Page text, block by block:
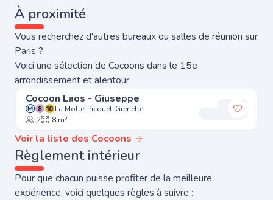
À proximité
Vous recherchez d'autres bureaux ou salles de réunion sur
Paris ?
Voici une sélection de Cocoons dans le 15e
arrondissement et alentour.
Cocoon Laos - Giuseppe
La Motte-Picquet-Grenelle
2
8 m²
Voir la liste des Cocoons
Règlement intérieur
Pour que chacun puisse profiter de la meilleure
expérience, voici quelques règles à suivre :